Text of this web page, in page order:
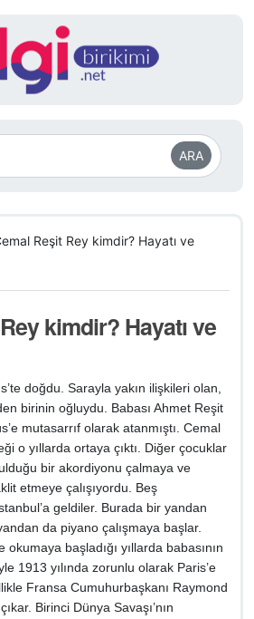
ARA
Reşit Rey kimdir? Hayatı ve
kimdir? Hayatı ve
doğdu. Sarayla yakın ilişkileri olan,
birinin oğluydu. Babası Ahmet Reşit
mutasarrıf olarak atanmıştı. Cemal
o yıllarda ortaya çıktı. Diğer çocuklar
bir akordiyonu çalmaya ve
etmeye çalışıyordu. Beş
geldiler. Burada bir yandan
da piyano çalışmaya başlar.
başladığı yıllarda babasının
1913 yılında zorunlu olarak Paris’e
Fransa Cumuhurbaşkanı Raymond
Birinci Dünya Savaşı’nın